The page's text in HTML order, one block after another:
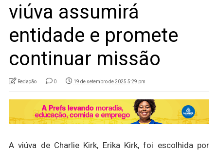
viúva assumirá
entidade e promete
continuar missão
Redação 0 19 de setembro de 2025 5:29 pm
A viúva de Charlie Kirk, Erika Kirk, foi escolhida por